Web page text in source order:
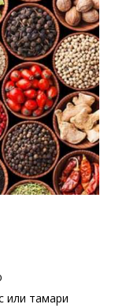
или тамари